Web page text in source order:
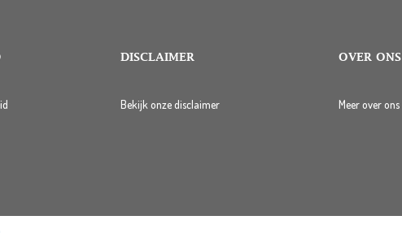
DISCLAIMER
Bekijk onze disclaimer
OVER ONS
Meer over ons